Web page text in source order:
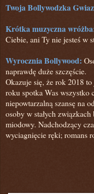
Twoja Bollywodzka
Krótka muzyczna
Ciebie, ani Ty nie jesteś w
Wyrocznia Bollywood:
naprawdę duże szczęście.
Okazuje się, że rok 2018
roku spotka Was wszystko
niepowtarzalną szansę na
osoby w stałych
miodowy. Nadchodzący
wyciagnięcie ręki; romans